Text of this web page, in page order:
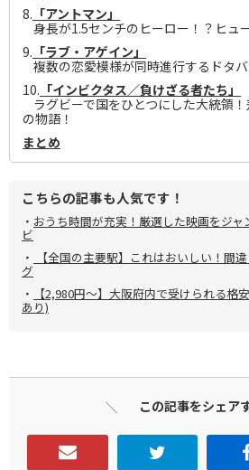
8. 「アントマン」
身長が1.5センチのヒーロー！？ヒュ
9. 「ラブ・アゲイン」
複数の恋愛模様が同時進行するドタバ
10. 「インビクタス／負けざる者たち」
ラグビーで国をひとつにした大統領
の物語！
まとめ
こちらの記事も人気です！
・ おうち時間が充実！厳選した映画をジ
ビ
・
【全国の主要駅】これはおいしい！間
グ
・
【2,980円～】大阪府内で受けられる格
あり)
この記事をシェア